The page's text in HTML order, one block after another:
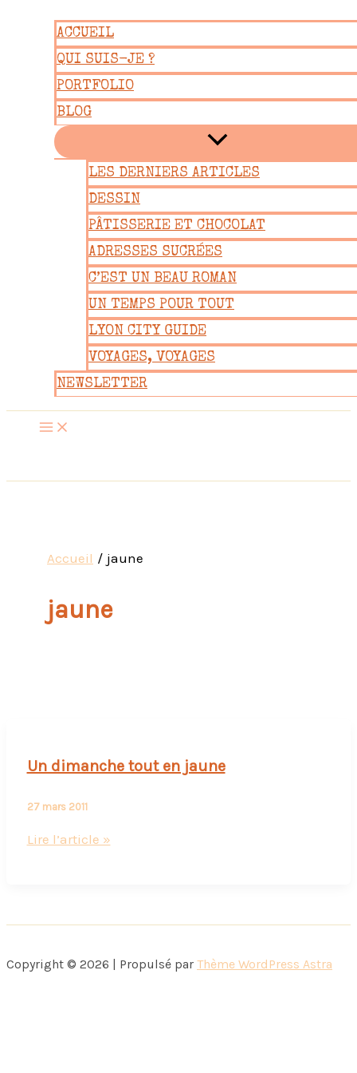
contenu
ACCUEIL
QUI SUIS-JE ?
PORTFOLIO
BLOG
LES DERNIERS ARTICLES
DESSIN
PÂTISSERIE ET CHOCOLAT
ADRESSES SUCRÉES
C’EST UN BEAU ROMAN
UN TEMPS POUR TOUT
LYON CITY GUIDE
VOYAGES, VOYAGES
NEWSLETTER
Accueil jaune
jaune
Un dimanche tout en jaune
27 mars 2011
Un
jaune
Lire l’article »
Copyright © 2026 | Propulsé par Thème WordPress Astra